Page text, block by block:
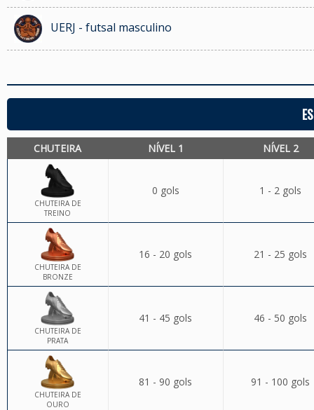
UERJ - futsal masculino
CHUTEIRA NÍVEL 1 NÍVEL 2
CHUTEIRA DE
TREINO
0 gols 1 - 2 gols
CHUTEIRA DE
BRONZE
16 - 20 gols 21 - 25 gols
CHUTEIRA DE
PRATA
41 - 45 gols 46 - 50 gols
CHUTEIRA DE
OURO
81 - 90 gols 91 - 100 gols